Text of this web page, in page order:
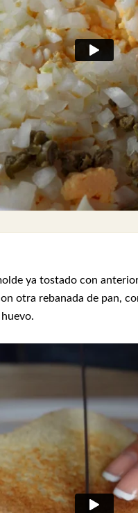
ya tostado con
otra rebanada de pan,